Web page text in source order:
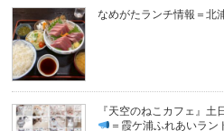
なめがたランチ情報＝北
『天空のねこカフェ』
＝霞ケ浦ふれあいラン